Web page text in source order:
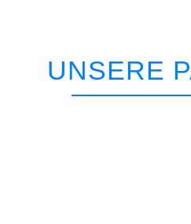
UNSERE